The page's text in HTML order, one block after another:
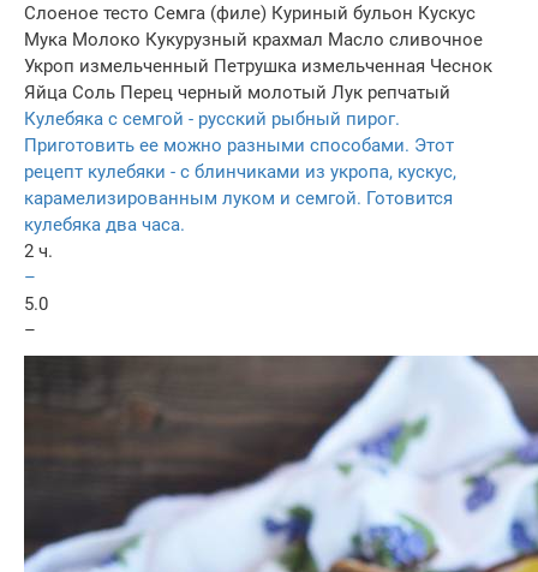
Слоеное тесто Семга (филе) Куриный бульон Кускус
Мука Молоко Кукурузный крахмал Масло сливочное
Укроп измельченный Петрушка измельченная Чеснок
Яйца Соль Перец черный молотый Лук репчатый
Кулебяка с семгой - русский рыбный пирог.
Приготовить ее можно разными способами. Этот
рецепт кулебяки - с блинчиками из укропа, кускус,
карамелизированным луком и семгой. Готовится
кулебяка два часа.
2 ч.
–
5.0
–